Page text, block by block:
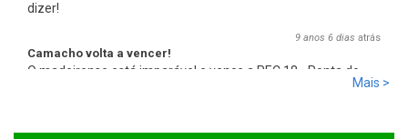
dizer!
9 anos 6 dias atrás
Camacho volta a vencer!
O madeirense está imparável e vence a PEC 18 - Ponta do
Pargo 2, com 00:08:08,0, mais 2,7s que Basso e mais 17,8sMais >